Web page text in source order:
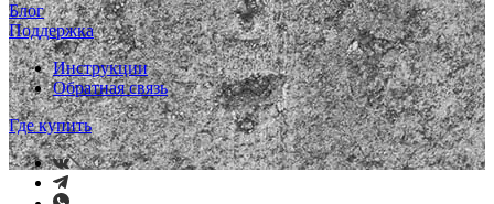
Блог
Поддержка
Инструкции
Обратная связь
Где купить